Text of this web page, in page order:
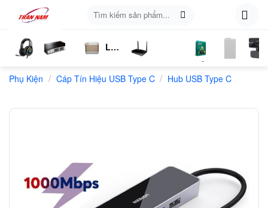
content
kiếm:
Nghe
Chia
Loa
LTE
Sóng
Phần
Mềm
Kiện
Phụ Kiện / Cáp Tín Hiệu USB Type C / Hub USB Type C